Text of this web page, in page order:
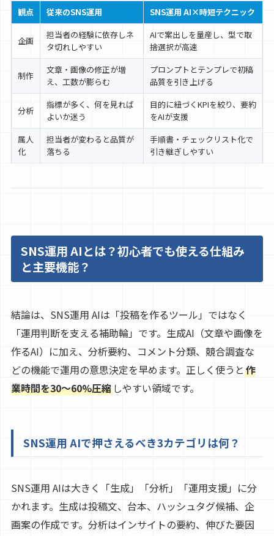
観点 従来のSNS運用 SNS運用 AI×時短テクニック
企画
担当者の経験に依存しネ
タ切れしやすい
AIで案出しを量産し、型で取
捨選択が高速
制作
文章・画像の修正が増
え、工数が膨らむ
プロンプトとテンプレで初稿
品質を引き上げる
分析
指標が多く、何を見れば
よいか迷う
目的に紐づくKPIを絞り、要約
をAIが支援
属人
化
担当者が変わると品質が
落ちる
手順書・チェックリスト化で
引き継ぎしやすい
SNS運用 AIとは？初心者でも使える仕組み
と主要機能？
結論は、SNS運用 AIは「投稿を作るツール」ではなく
「運用判断を支える補助輪」です。生成AI（文章や画像を
作るAI）に加え、分析要約、コメント分類、競合調査な
どの機能で運用の意思決定を早めます。正しく使うと 作
業時間を30〜60%圧縮しやすい領域です。
SNS運用 AIで押さえるべき3カテゴリは何？
SNS運用 AIは大きく「生成」「分析」「運用支援」に分
かれます。生成は投稿文、台本、ハッシュタグ候補、企
画案の作成です。分析はインサイトの要約、伸びた要因